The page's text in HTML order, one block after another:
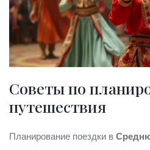
Советы по
путешествия
Планирование поездки в